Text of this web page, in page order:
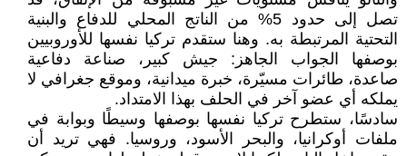
تصل إلى حدود 5% من الناتج المحلي للدفاع والبنية
التحتية المرتبطة به. وهنا ستقدم تركيا نفسها للأوروبيين
بوصفها الجواب الجاهز: جيش كبير، صناعة دفاعية
صاعدة، طائرات مسيّرة، خبرة ميدانية، وموقع جغرافي لا
يملكه أي عضو آخر في الحلف بهذا الامتداد.
سادسًا، ستطرح تركيا نفسها بوصفها وسيطًا وبوابة في
ملفات أوكرانيا، والبحر الأسود، وروسيا. فهي تريد أن